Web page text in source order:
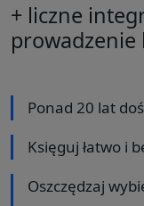
+ liczne
prowadzenie
Ponad 20 lat
Księguj łatwo i
Oszczędzaj